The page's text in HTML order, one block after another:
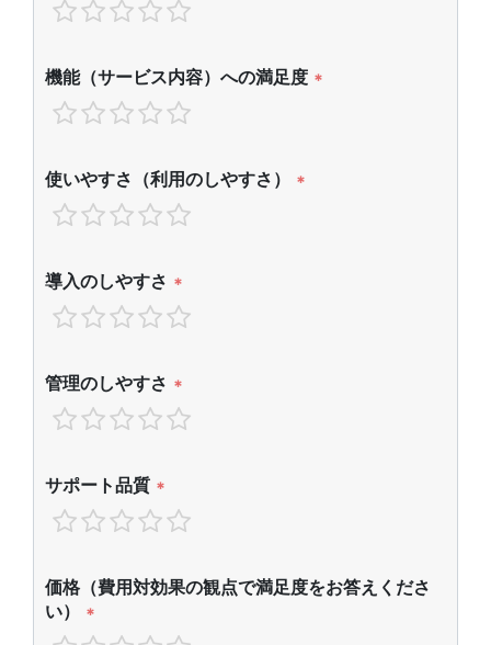
機能（サービス内容）への満足度 *
使いやすさ（利用のしやすさ） *
導入のしやすさ *
管理のしやすさ *
サポート品質 *
価格（費用対効果の観点で満足度をお答えくださ
い）
*